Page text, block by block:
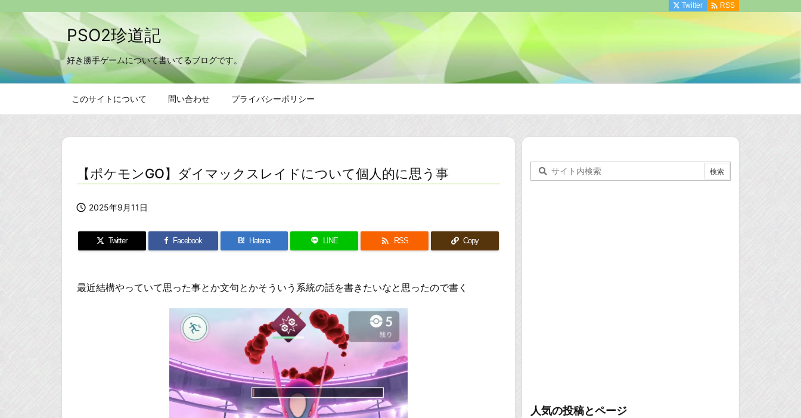
PSO2珍道記
好き勝手ゲームについて書いてるブログです。
このサイトについて 問い合わせ プライバシーポリシー
Twitter  RSS
【ポケモンGO】ダイマックスレイドについて個人的に思う事
 2025年9月11日
Twitter Facebook B! Hatena LINE  RSS Copy
最近結構やっていて思った事とか文句とかそういう系統の話を書きたいなと思ったので書く
人気の投稿とページ